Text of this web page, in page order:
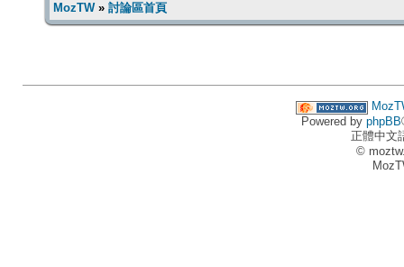
MozTW» 討論區首頁
Powered by phpBB
正體中文
©